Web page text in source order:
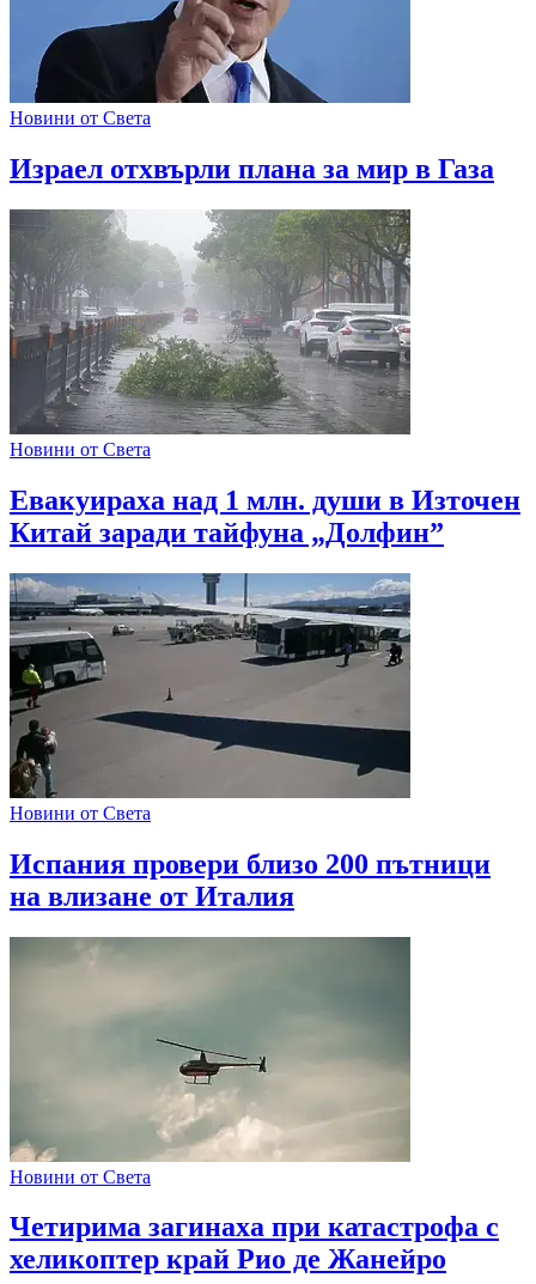
Новини от Света
Израел отхвърли плана за мир в Газа
Новини от Света
Евакуираха над 1 млн. души в Източен
Китай заради тайфуна „Долфин”
Новини от Света
Испания провери близо 200 пътници
на влизане от Италия
Новини от Света
Четирима загинаха при катастрофа с
хеликоптер край Рио де Жанейро